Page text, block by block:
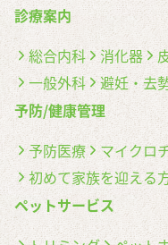
診療案内
総合内科
消化器
一般外科
避妊・去
予防/健康管理
予防医療
マイクロ
初めて家族を迎える
ペットサービス